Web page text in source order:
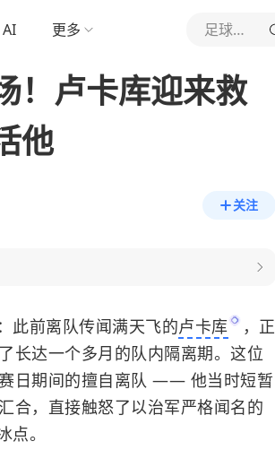
AI 更多 足球新闻工厂
！卢卡库迎来救
他
关注
此前离队传闻满天飞的卢卡库
，正
长达一个多月的队内隔离期。这位
日期间的擅自离队 —— 他当时短暂
合，直接触怒了以治军严格闻名的
。